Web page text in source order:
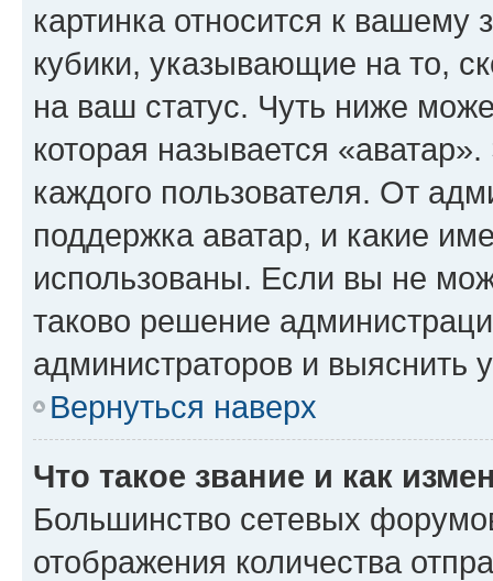
картинка относится к
кубики, указывающие на то,
на ваш статус. Чуть ниже
которая называется
каждого пользователя. От
поддержка аватар, и какие
использованы. Если вы не
таково решение
администраторов и выяснить
Вернуться наверх
Что такое звание и как
Большинство сетевых
отображения количества